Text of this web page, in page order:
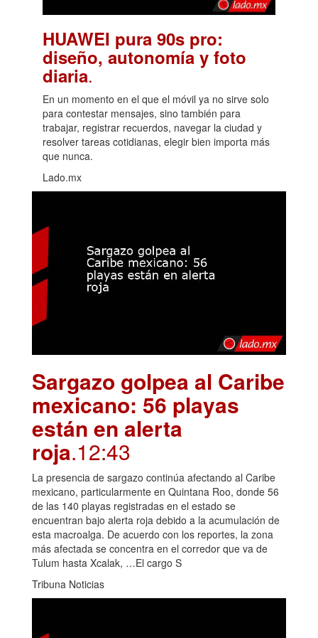
HUAWEI pura 90s pro:
diseño, autonomía y foto
diaria.
En un momento en el que el móvil ya no sirve solo
para contestar mensajes, sino también para
trabajar, registrar recuerdos, navegar la ciudad y
resolver tareas cotidianas, elegir bien importa más
que nunca.
Lado.mx
Sargazo golpea al Caribe
mexicano: 56 playas
están en alerta
roja.12:43
La presencia de sargazo continúa afectando al Caribe
mexicano, particularmente en Quintana Roo, donde 56
de las 140 playas registradas en el estado se
encuentran bajo alerta roja debido a la acumulación de
esta macroalga. De acuerdo con los reportes, la zona
más afectada se concentra en el corredor que va de
Tulum hasta Xcalak, …El cargo S
Tribuna Noticias